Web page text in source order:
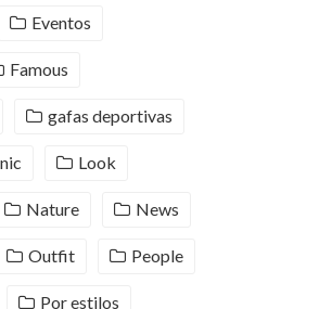
Eventos
Famous
gafas deportivas
Look
Nature News
Outfit People
Por estilos